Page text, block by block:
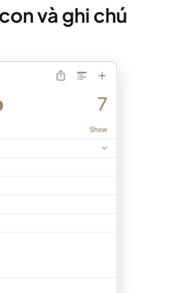
và ghi chú